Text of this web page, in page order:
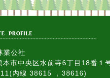
業公社
市中央区水前寺6丁目18番１
内線 38615 ，38616)